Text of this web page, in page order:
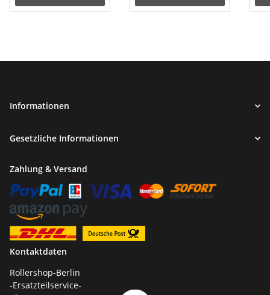
Informationen
Gesetzliche Informationen
Zahlung & Versand
Kontaktdaten
Rollershop-Berlin
-Ersatzteilservice-